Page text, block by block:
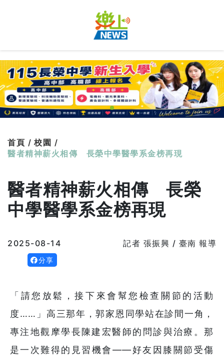
首頁 / 校園 /
醫者精神薪火相傳 長榮中學醫學系金榜再現
醫者精神薪火相傳 長榮
中學醫學系金榜再現
2025-08-14 記者 張振興 / 臺南 報導
分享
「請您放鬆，接下來會幫您檢查關節的活動
度……」高三那年，郭家恩同學站在診間一角，
專注地觀摩學長陳建宏醫師的問診與治療。那
是一次難得的見習機會——好友因膝關節受傷